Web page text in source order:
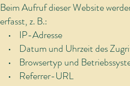
Beim Aufruf dieser Website
erfasst, z. B.:
• IP-Adresse
• Datum und Uhrzeit des
• Browsertyp und
• Referrer-URL